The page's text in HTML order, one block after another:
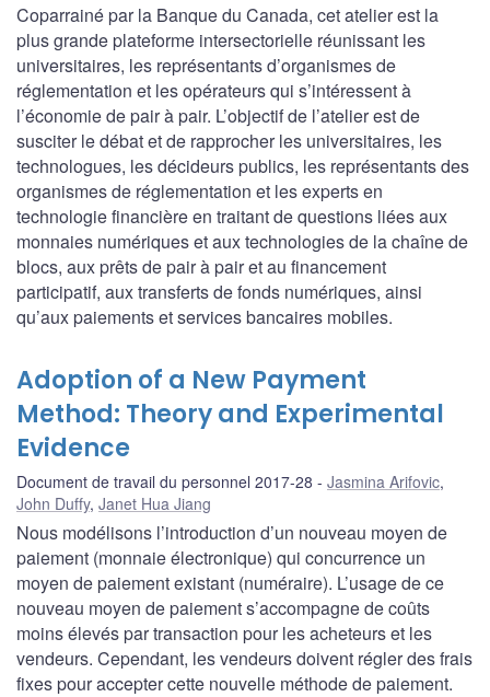
Coparrainé par la Banque du Canada, cet atelier est la
plus grande plateforme intersectorielle réunissant les
universitaires, les représentants d’organismes de
réglementation et les opérateurs qui s’intéressent à
l’économie de pair à pair. L’objectif de l’atelier est de
susciter le débat et de rapprocher les universitaires, les
technologues, les décideurs publics, les représentants des
organismes de réglementation et les experts en
technologie financière en traitant de questions liées aux
monnaies numériques et aux technologies de la chaîne de
blocs, aux prêts de pair à pair et au financement
participatif, aux transferts de fonds numériques, ainsi
qu’aux paiements et services bancaires mobiles.
Adoption of a New Payment
Method: Theory and Experimental
Evidence
Document de travail du personnel 2017-28 Jasmina Arifovic,
John Duffy, Janet Hua Jiang
Nous modélisons l’introduction d’un nouveau moyen de
paiement (monnaie électronique) qui concurrence un
moyen de paiement existant (numéraire). L’usage de ce
nouveau moyen de paiement s’accompagne de coûts
moins élevés par transaction pour les acheteurs et les
vendeurs. Cependant, les vendeurs doivent régler des frais
fixes pour accepter cette nouvelle méthode de paiement.